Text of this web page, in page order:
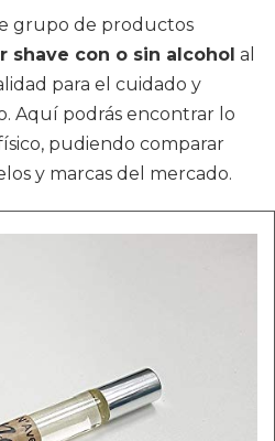
grupo de productos
shave con o sin alcohol al
para el cuidado y
Aquí podrás encontrar lo
pudiendo comparar
y marcas del mercado.